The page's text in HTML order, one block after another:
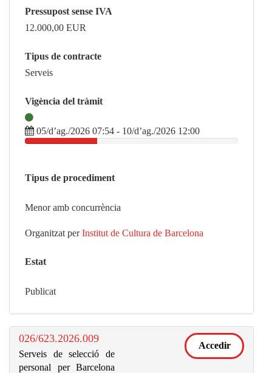
Pressupost sense IVA
12.000,00 EUR
Tipus de contracte
Serveis
Vigència del tràmit
05/d’ag./2026 07:54 - 10/d’ag./2026 12:00
Tipus de procediment
Menor amb concurrència
Organitzat per Institut de Cultura de Barcelona
Estat
Publicat
026/623.2026.009
Serveis de selecció de
personal per Barcelona
Accedir